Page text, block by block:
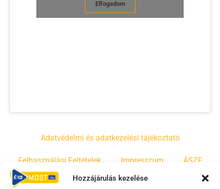
Hozzájárulás kezelése
Elfogadom
Adatvédelmi és adatkezelési tájékoztató
Felhasználási Feltételek Impresszum ÁSZF
Irányelvek Moderálási szabályzat